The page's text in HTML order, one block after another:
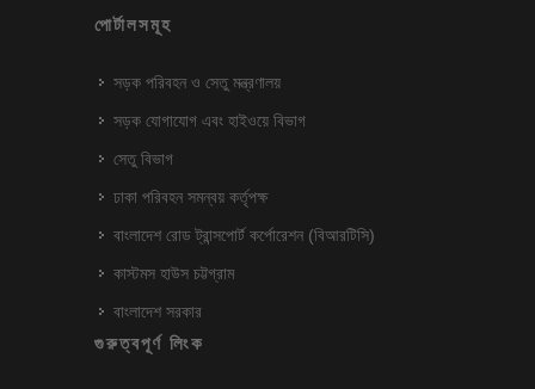
পোর্টালসমূহ
সড়ক পরিবহন ও সেতু মন্ত্রণালয়
সড়ক যোগাযোগ এবং হাইওয়ে বিভাগ
সেতু বিভাগ
ঢাকা পরিবহন সমন্বয় কর্তৃপক্ষ
বাংলাদেশ রোড ট্রান্সপোর্ট কর্পোরেশন (বিআরটিসি)
কাস্টমস হাউস চট্টগ্রাম
বাংলাদেশ সরকার
গুরুত্বপূর্ণ লিংক